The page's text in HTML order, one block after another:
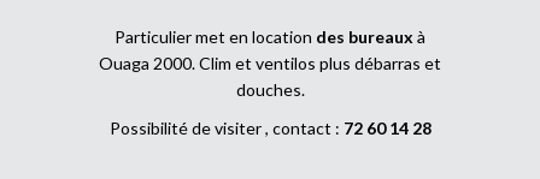
Particulier met en location des bureaux à
Ouaga 2000. Clim et ventilos plus débarras et
douches.
Possibilité de visiter , contact : 72 60 14 28